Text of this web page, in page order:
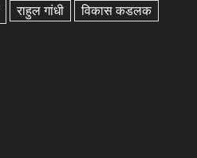
राहुल गांधी विकास कडलक